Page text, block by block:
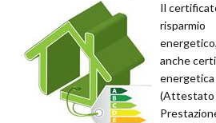
Il
risparmio
anche
energetica
(Attestato